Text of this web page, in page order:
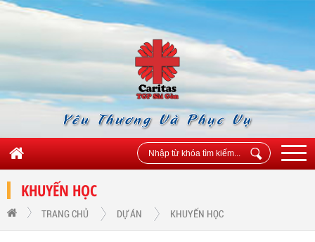
Yêu Thương Và Phục Vụ
KHUYẾN HỌC
TRANG CHỦ DỰ ÁN KHUYẾN HỌC